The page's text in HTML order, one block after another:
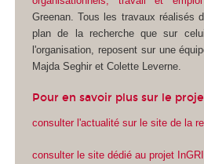
Greenan. Tous les travaux réalisés
plan de la recherche que sur
l'organisation, reposent sur une
Majda Seghir et Colette Leverne.
Pour en savoir plus sur le
consulter l'actualité sur le site de la
consulter le site dédié au projet